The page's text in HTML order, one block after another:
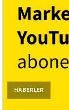
HABERLER
Etkinlikler
Söyleşiler
Kariyer
Yazarlar